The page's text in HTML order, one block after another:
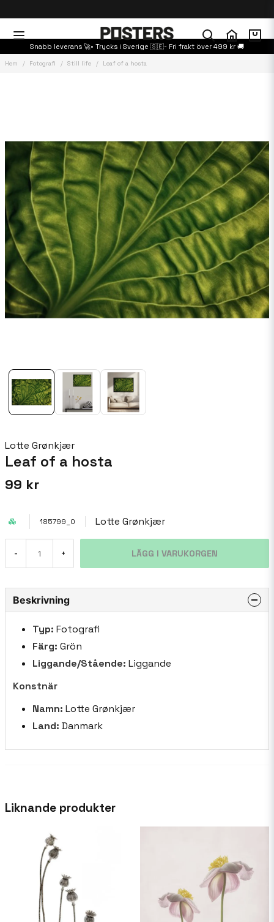
Snabb leverans 🚀• Trycks i Sverige 🇸🇪- Fri frakt över 499 kr 🚚
Hem Fotografi Still life Leaf of a hosta
Lotte Grønkjær
Leaf of a hosta
99 kr
185799_0 Lotte Grønkjær
- + LÄGG I VARUKORGEN
Beskrivning
Typ: Fotografi
Färg: Grön
Liggande/Stående: Liggande
Konstnär
Namn: Lotte Grønkjær
Land: Danmark
Liknande produkter